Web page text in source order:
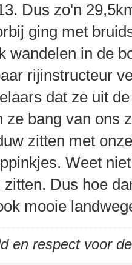
Dus zo'n
ging met
wandelen in de
rijinstructeur
dat ze uit
ze bang van ons
zitten met
Weet
zitten. Dus hoe
mooie
en respect voor